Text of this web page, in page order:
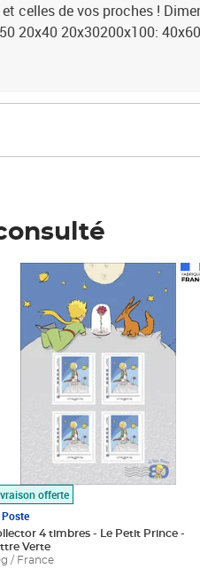
celles de vos proches !
20x40 20x30200x100:
offerte
4 timbres - Le Petit Prince -
Verte
/ France
7,50€